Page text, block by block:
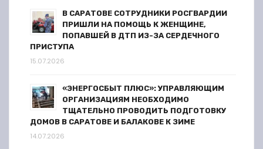
В САРАТОВЕ СОТРУДНИКИ РОСГВАРДИИ
ПРИШЛИ НА ПОМОЩЬ К ЖЕНЩИНЕ,
ПОПАВШЕЙ В ДТП ИЗ-ЗА СЕРДЕЧНОГО
ПРИСТУПА
15.07.2026
«ЭНЕРГОСБЫТ ПЛЮС»: УПРАВЛЯЮЩИМ
ОРГАНИЗАЦИЯМ НЕОБХОДИМО
ТЩАТЕЛЬНО ПРОВОДИТЬ ПОДГОТОВКУ
ДОМОВ В САРАТОВЕ И БАЛАКОВЕ К ЗИМЕ
14.07.2026